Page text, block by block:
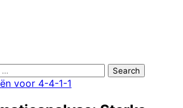
voor 4-4-1-1